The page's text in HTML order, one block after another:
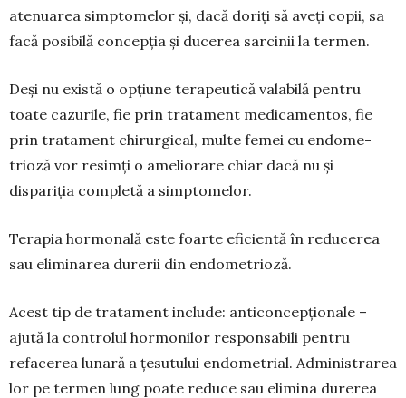
atenuarea simp­to­melor și, dacă doriţi să aveți copii, sa
facă posibilă concepția și ducerea sarcinii la termen.
Deși nu există o opțiune tera­peutică valabilă pentru
toate ca­zurile, fie prin tratament medica­mentos, fie
prin tratament chirur­gical, multe femei cu endome­
trioză vor resimți o ameliorare chiar dacă nu și
dispariția com­pletă a simptomelor.
Terapia hormonală este foarte eficientă în reducerea
sau elimi­narea durerii din endometrioză.
Acest tip de tratament include: anticoncepțio­nale –
ajută la controlul hormonilor responsabili pentru
refacerea lunară a ţesutului endometrial. Administrarea
lor pe termen lung poate reduce sau elimina durerea